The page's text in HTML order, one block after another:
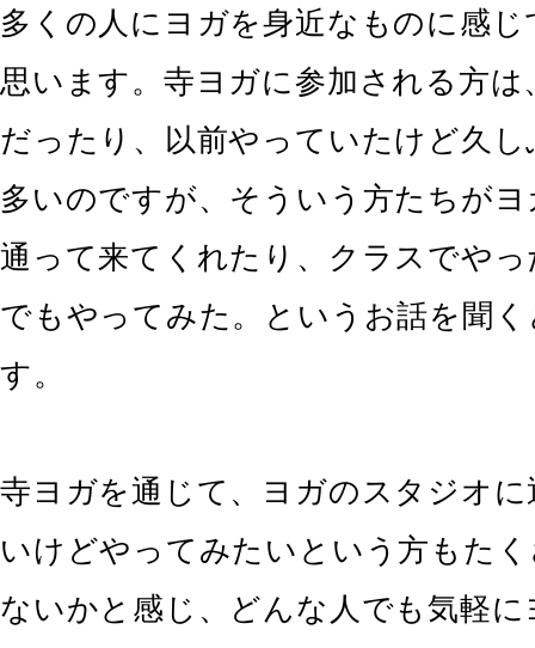
多くの人にヨガを身近なものに感
思います。寺ヨガに参加される方
だったり、以前やっていたけど久
多いのですが、そういう方たちが
通って来てくれたり、クラスでや
でもやってみた。というお話を聞
す。
寺ヨガを通じて、ヨガのスタジオ
いけどやってみたいという方もた
ないかと感じ、どんな人でも気軽